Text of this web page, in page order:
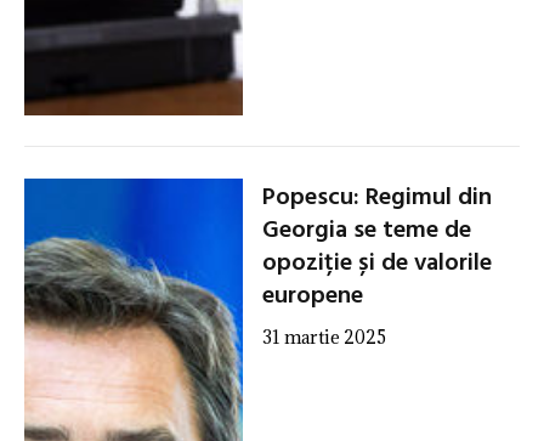
Popescu: Regimul din
Georgia se teme de
opoziție și de valorile
europene
31 martie 2025